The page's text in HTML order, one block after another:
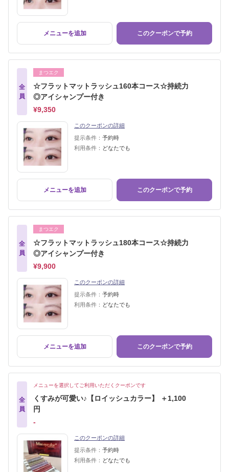
メニューを追加 このクーポンで予約
全
員
まつエク
☆フラットマットラッシュ160本コース☆持続力
◎アイシャンプー付き
¥9,350
このクーポンの詳細
提示条件： 予約時
利用条件： どなたでも
メニューを追加 このクーポンで予約
全
員
まつエク
☆フラットマットラッシュ180本コース☆持続力
◎アイシャンプー付き
¥9,900
このクーポンの詳細
提示条件： 予約時
利用条件： どなたでも
メニューを追加 このクーポンで予約
全
員
メニューを選択してご利用いただくクーポンです
くすみが可愛い♪【ロイッシュカラー】 ＋1,100
円
‐
このクーポンの詳細
提示条件： 予約時
利用条件： どなたでも